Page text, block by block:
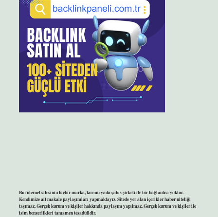
Bu internet sitesinin hiçbir marka, kurum yada şahıs şirketi ile bir bağlantısı yoktur.
Kendimize ait makale paylaşımları yapmaktayız. Sitede yer alan içerikler haber niteliği
taşımaz. Gerçek kurum ve kişiler hakkında paylaşım yapılmaz. Gerçek kurum ve kişiler ile
isim benzerlikleri tamamen tesadüfidir.